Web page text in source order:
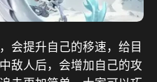
会提升自己的移速，给目
敌人后，会增加自己的攻